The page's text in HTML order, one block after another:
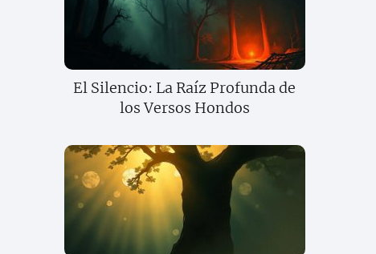
El Silencio: La Raíz Profunda de
los Versos Hondos